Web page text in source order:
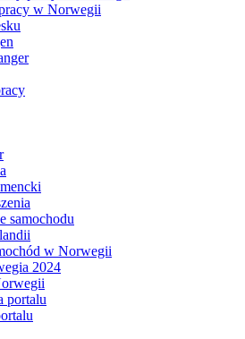
w Norwegii
samochodu
w Norwegii
2024
portalu